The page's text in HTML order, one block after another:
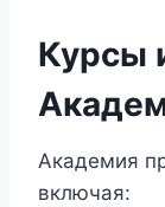
Курсы
Академия
включая: